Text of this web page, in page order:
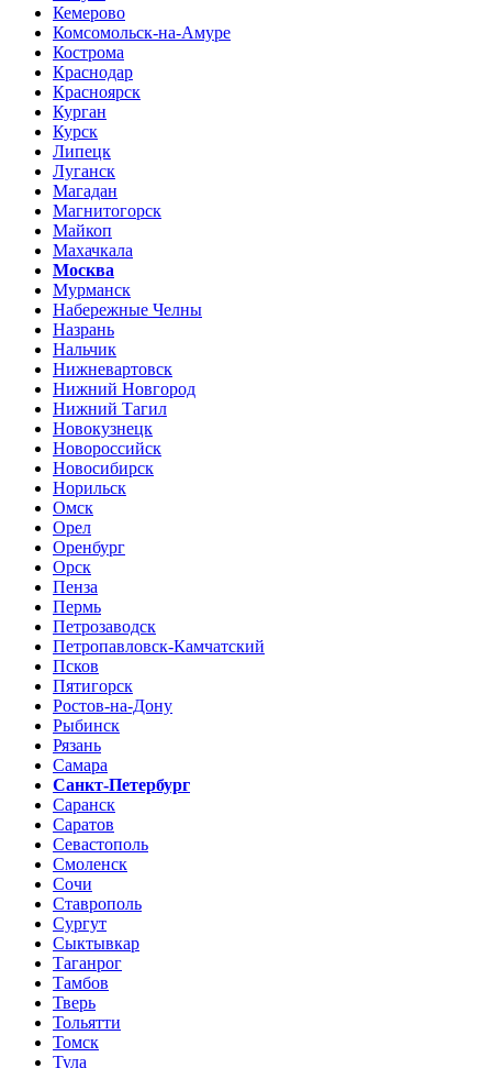
Кемерово
Комсомольск-на-Амуре
Кострома
Краснодар
Красноярск
Курган
Курск
Липецк
Луганск
Магадан
Магнитогорск
Майкоп
Махачкала
Москва
Мурманск
Набережные Челны
Назрань
Нальчик
Нижневартовск
Нижний Новгород
Нижний Тагил
Новокузнецк
Новороссийск
Новосибирск
Норильск
Омск
Орел
Оренбург
Орск
Пенза
Пермь
Петрозаводск
Петропавловск-Камчатский
Псков
Пятигорск
Ростов-на-Дону
Рыбинск
Рязань
Самара
Санкт-Петербург
Саранск
Саратов
Севастополь
Смоленск
Сочи
Ставрополь
Сургут
Сыктывкар
Таганрог
Тамбов
Тверь
Тольятти
Томск
Тула